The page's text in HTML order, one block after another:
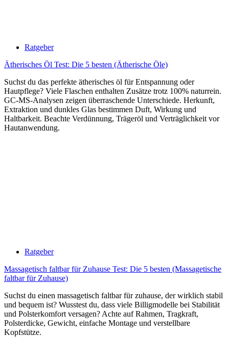
Ratgeber
Ätherisches Öl Test: Die 5 besten (Ätherische Öle)
Suchst du das perfekte ätherisches öl für Entspannung oder
Hautpflege? Viele Flaschen enthalten Zusätze trotz 100% naturrein.
GC-MS-Analysen zeigen überraschende Unterschiede. Herkunft,
Extraktion und dunkles Glas bestimmen Duft, Wirkung und
Haltbarkeit. Beachte Verdünnung, Trägeröl und Verträglichkeit vor
Hautanwendung.
Ratgeber
Massagetisch faltbar für Zuhause Test: Die 5 besten (Massagetische
faltbar für Zuhause)
Suchst du einen massagetisch faltbar für zuhause, der wirklich stabil
und bequem ist? Wusstest du, dass viele Billigmodelle bei Stabilität
und Polsterkomfort versagen? Achte auf Rahmen, Tragkraft,
Polsterdicke, Gewicht, einfache Montage und verstellbare
Kopfstütze.